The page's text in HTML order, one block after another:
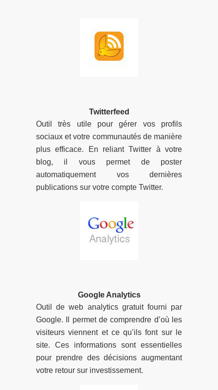
Twitterfeed
Outil très utile pour gérer vos profils
sociaux et votre communautés de manière
plus efficace. En reliant Twitter à votre
blog, il vous permet de poster
automatiquement vos dernières
publications sur votre compte Twitter.
Google Analytics
Outil de web analytics gratuit fourni par
Google. Il permet de comprendre d’où les
visiteurs viennent et ce qu’ils font sur le
site. Ces informations sont essentielles
pour prendre des décisions augmentant
votre retour sur investissement.